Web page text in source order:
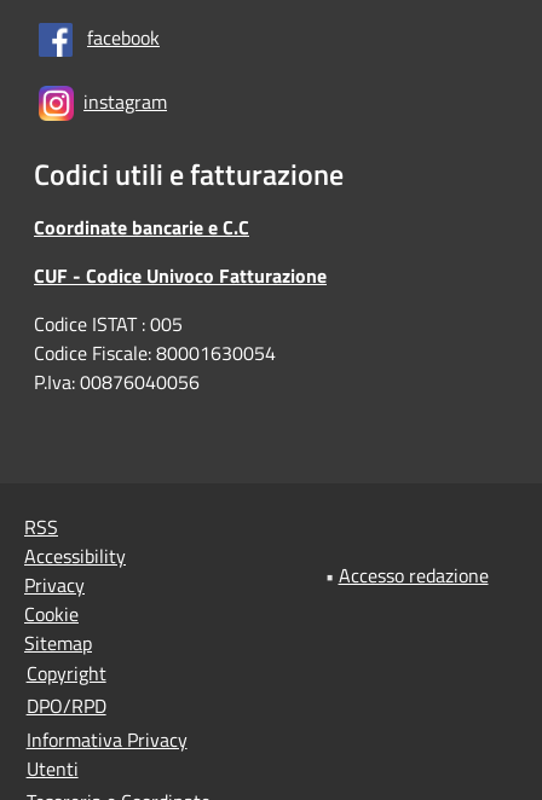
facebook
instagram
Codici utili e fatturazione
Coordinate bancarie e C.C
CUF - Codice Univoco Fatturazione
Codice ISTAT : 005
Codice Fiscale: 80001630054
P.Iva: 00876040056
RSS
Accessibility
Privacy
Cookie
Sitemap
Copyright
DPO/RPD
Informativa Privacy
Utenti
• Accesso redazione